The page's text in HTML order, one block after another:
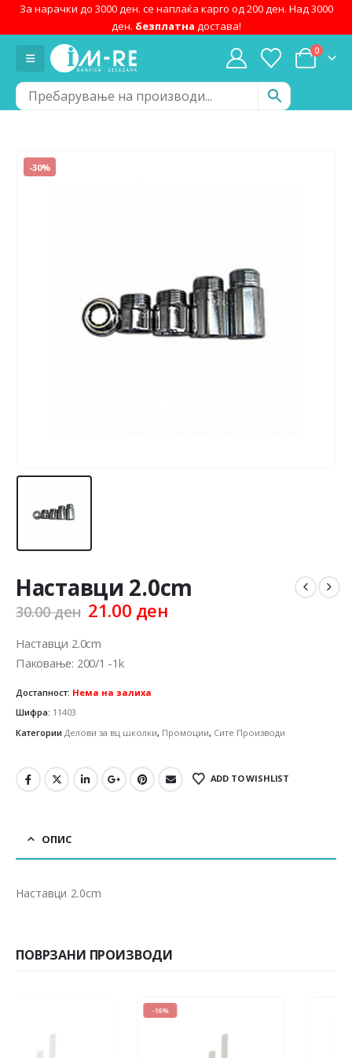
За нарачки до 3000 ден. се наплаќа карго од 200 ден. Над 3000
ден. безплатна достава!
0
-30%
Наставци 2.0cm
30.00ден Original
was:
30.00 ден.
21.00 денCurrent
Наставци 2.0cm
Паковање: 200/1 -1k
Достапност: Нема на залиха
Шифра: 11403
Категории Делови за вц школки, Промоции, Сите Производи
ADD TO WISHLIST
ОПИС
Наставци 2.0cm
ПОВРЗАНИ ПРОИЗВОДИ